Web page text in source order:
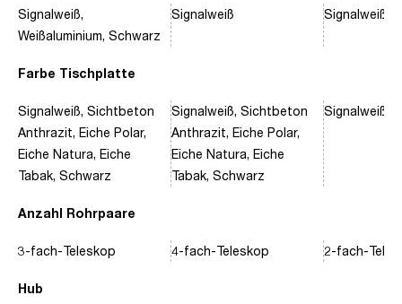
Farbe Tischplatte
Anzahl Rohrpaare
Hub
Signalweiß,
Weißaluminium, Schwarz
Signalweiß, Sichtbeton
Anthrazit, Eiche Polar,
Eiche Natura, Eiche
Tabak, Schwarz
3-fach-Teleskop
Signalweiß
Signalweiß, Sichtbeton
Anthrazit, Eiche Polar,
Eiche Natura, Eiche
Tabak, Schwarz
4-fach-Teleskop
Signalweiß,
Signalweiß,
2-fach-